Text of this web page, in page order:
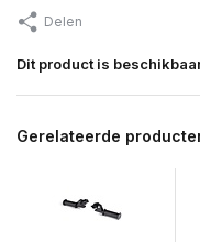
Delen
Dit product is
Gerelateerde